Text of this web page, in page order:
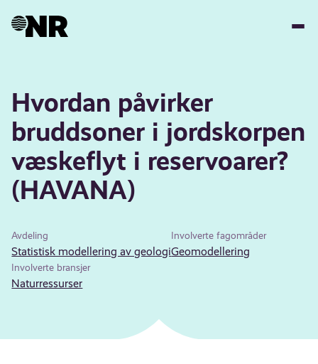
Hvordan påvirker
bruddsoner i jordskorpen
væskeflyt i reservoarer?
(HAVANA)
Avdeling
Statistisk modellering av geologi
Involverte fagområder
Geomodellering
Involverte bransjer
Naturressurser